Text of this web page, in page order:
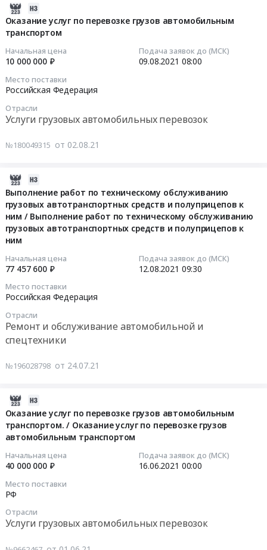
Оказание услуг по перевозке грузов автомобильным
транспортом
Начальная цена
10 000 000 ₽
Подача заявок до (МСК)
09.08.2021 08:00
Место поставки
Российская Федерация
Отрасли
Услуги грузовых автомобильных перевозок
№180049315 от 02.08.21
Выполнение работ по техническому обслуживанию
грузовых автотранспортных средств и полуприцепов к
ним / Выполнение работ по техническому обслуживанию
грузовых автотранспортных средств и полуприцепов к
ним
Начальная цена
77 457 600 ₽
Подача заявок до (МСК)
12.08.2021 09:30
Место поставки
Российская Федерация
Отрасли
Ремонт и обслуживание автомобильной и
спецтехники
№196028798 от 24.07.21
Оказание услуг по перевозке грузов автомобильным
транспортом. / Оказание услуг по перевозке грузов
автомобильным транспортом
Начальная цена
40 000 000 ₽
Подача заявок до (МСК)
16.06.2021 00:00
Место поставки
РФ
Отрасли
Услуги грузовых автомобильных перевозок